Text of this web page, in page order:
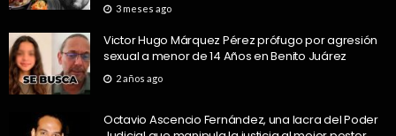
3 meses ago
Victor Hugo Márquez Pérez prófugo por agresión
sexual a menor de 14 Años en Benito Juárez
2 años ago
Octavio Ascencio Fernández, una lacra del Poder